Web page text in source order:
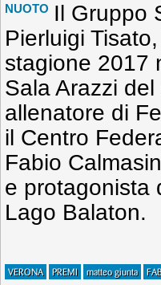
NUOTO Il Gruppo
Pierluigi
stagione 2017
Sala Arazzi
allenatore di
il Centro
Fabio
e protagonista
Lago Balaton.
VERONA PREMI matteo giunta